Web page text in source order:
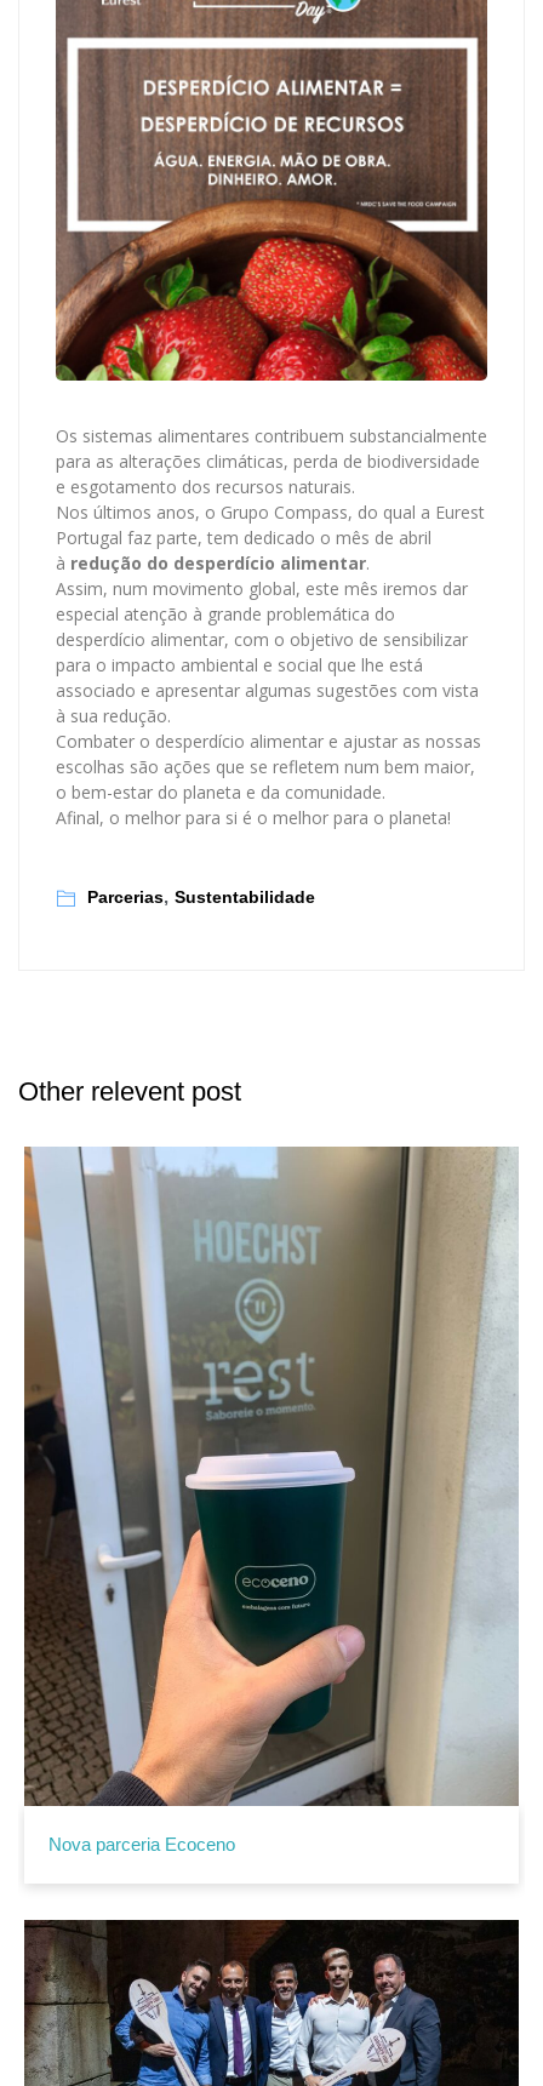
Os sistemas alimentares contribuem substancialmente
para as alterações climáticas, perda de biodiversidade
e esgotamento dos recursos naturais.
Nos últimos anos, o Grupo Compass, do qual a Eurest
Portugal faz parte, tem dedicado o mês de abril
à redução do desperdício alimentar.
Assim, num movimento global, este mês iremos dar
especial atenção à grande problemática do
desperdício alimentar, com o objetivo de sensibilizar
para o impacto ambiental e social que lhe está
associado e apresentar algumas sugestões com vista
à sua redução.
Combater o desperdício alimentar e ajustar as nossas
escolhas são ações que se refletem num bem maior,
o bem-estar do planeta e da comunidade.
Afinal, o melhor para si é o melhor para o planeta!
Parcerias, Sustentabilidade
Other relevent post
Nova parceria Ecoceno